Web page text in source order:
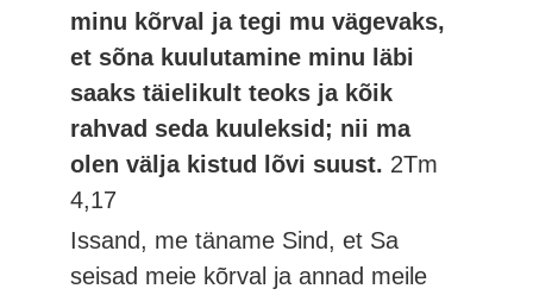
minu kõrval ja tegi mu vägevaks,
et sõna kuulutamine minu läbi
saaks täielikult teoks ja kõik
rahvad seda kuuleksid; nii ma
olen välja kistud lõvi suust. 2Tm
4,17
Issand, me täname Sind, et Sa
seisad meie kõrval ja annad meile